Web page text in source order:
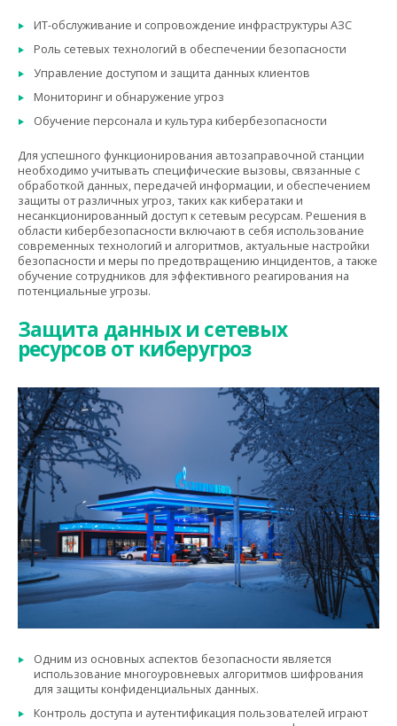
ИТ-обслуживание и сопровождение инфраструктуры АЗС
Роль сетевых технологий в обеспечении безопасности
Управление доступом и защита данных клиентов
Мониторинг и обнаружение угроз
Обучение персонала и культура кибербезопасности
Для успешного функционирования автозаправочной станции
необходимо учитывать специфические вызовы, связанные с
обработкой данных, передачей информации, и обеспечением
защиты от различных угроз, таких как кибератаки и
несанкционированный доступ к сетевым ресурсам. Решения в
области кибербезопасности включают в себя использование
современных технологий и алгоритмов, актуальные настройки
безопасности и меры по предотвращению инцидентов, а также
обучение сотрудников для эффективного реагирования на
потенциальные угрозы.
Защита данных и сетевых
ресурсов от киберугроз
Одним из основных аспектов безопасности является
использование многоуровневых алгоритмов шифрования
для защиты конфиденциальных данных.
Контроль доступа и аутентификация пользователей играют